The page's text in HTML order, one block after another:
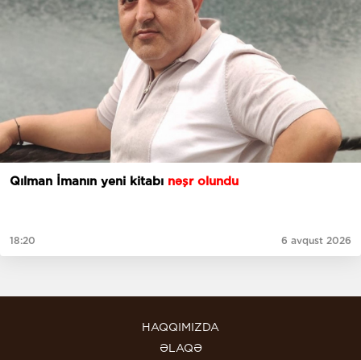
Qılman İmanın yeni kitabı nəşr olundu
18:20 6 avqust 2026
HAQQIMIZDA
ƏLAQƏ